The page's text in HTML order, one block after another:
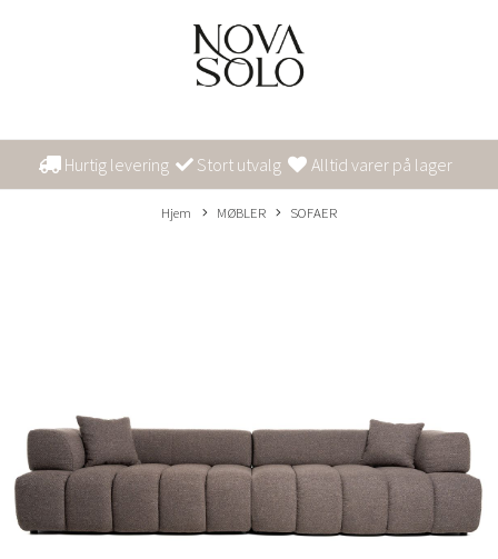
Hurtig levering Stort utvalg Alltid varer på lager
Hjem MØBLER SOFAER